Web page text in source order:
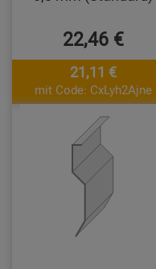
22,46 €
21,11 €
mit Code: CxLyh2Ajne